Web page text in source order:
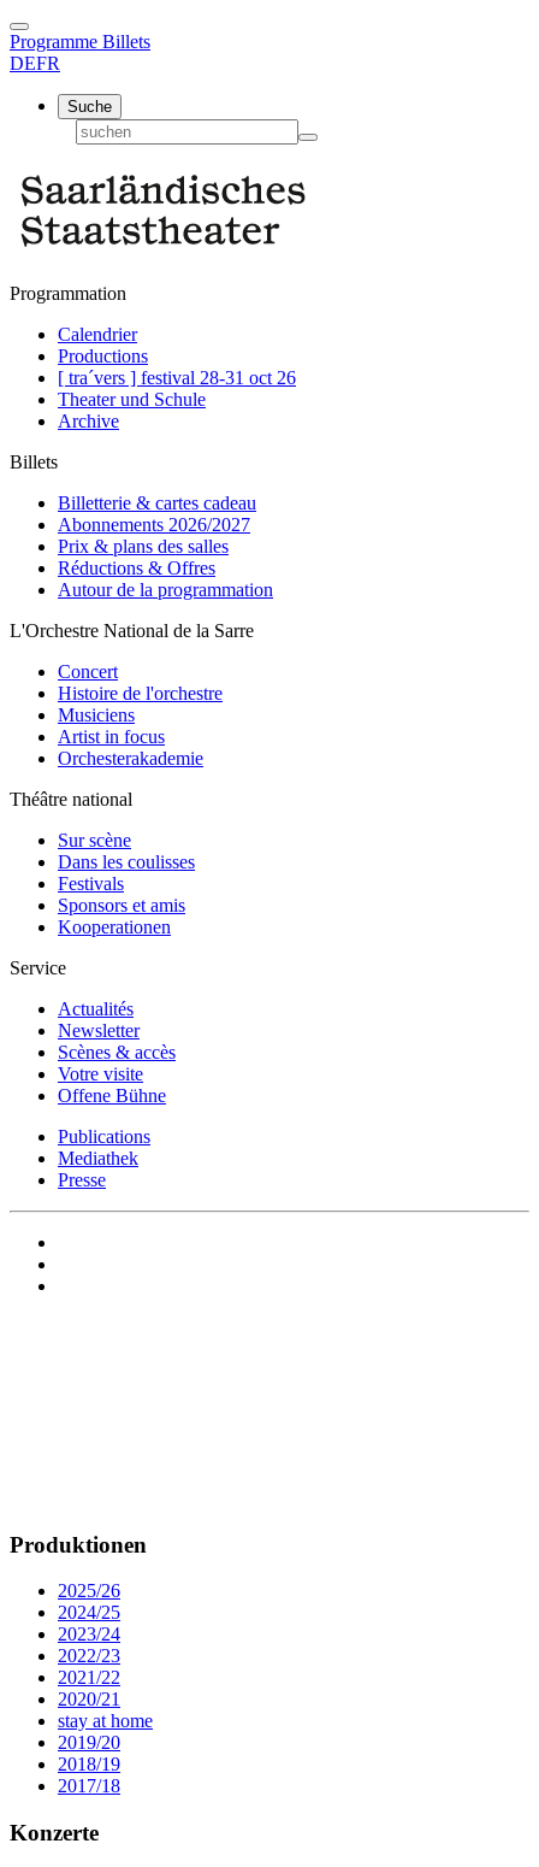
Programme Billets
DEFR
Suche
Programmation
Calendrier
Productions
[ tra´vers ] festival 28-31 oct 26
Theater und Schule
Archive
Billets
Billetterie & cartes cadeau
Abonnements 2026/2027
Prix & plans des salles
Réductions & Offres
Autour de la programmation
L'Orchestre National de la Sarre
Concert
Histoire de l'orchestre
Musiciens
Artist in focus
Orchesterakademie
Théâtre national
Sur scène
Dans les coulisses
Festivals
Sponsors et amis
Kooperationen
Service
Actualités
Newsletter
Scènes & accès
Votre visite
Offene Bühne
Publications
Mediathek
Presse
Produktionen
2025/26
2024/25
2023/24
2022/23
2021/22
2020/21
stay at home
2019/20
2018/19
2017/18
Konzerte